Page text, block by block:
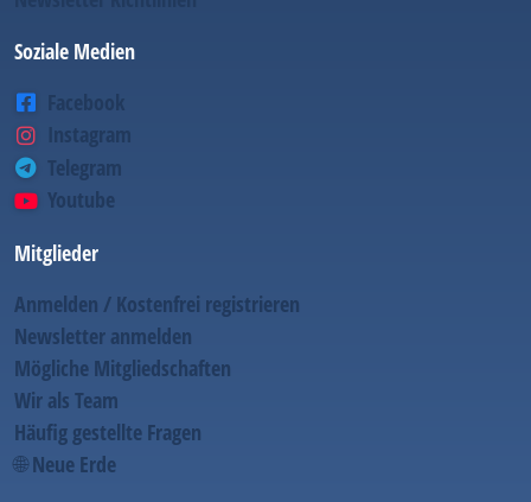
Soziale Medien
Facebook
Instagram
Telegram
Youtube
Mitglieder
Anmelden / Kostenfrei registrieren
Newsletter anmelden
Mögliche Mitgliedschaften
Wir als Team
Häufig gestellte Fragen
🌐 Neue Erde